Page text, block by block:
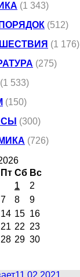
(1 343)
(512)
(1 176)
(275)
(1 533)
(150)
(300)
(726)
Пт Сб Вс
1
2
7 8
9
14 15 16
21 22 23
28 29 30